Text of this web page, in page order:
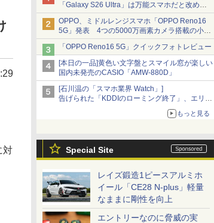
「Galaxy S26 Ultra」は万能スマホだと改めて
思う
OPPO、ミドルレンジスマホ「OPPO Reno16
5G」発表 4つの5000万画素カメラ搭載の小型
モデル
「OPPO Reno16 5G」クイックフォトレビュー
[本日の一品]黄色い文字盤とスマイル窓が楽しい
国内未発売のCASIO「AMW-880D」
[石川温の「スマホ業界 Watch」]
告げられた「KDDIのローミング終了」、エリア
マップの落とし穴と楽天モバイルの課題
もっと見る
Special Site
レイズ鍛造1ピースアルミホ
イール「CE28 N-plus」軽量
なままに剛性を向上
エントリーなのに脅威の実
対